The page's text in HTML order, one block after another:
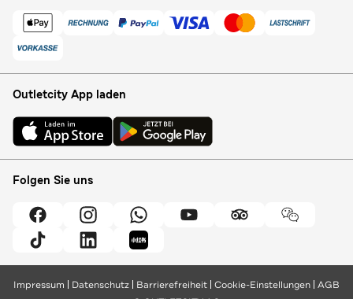
Outletcity App laden
Folgen Sie uns
Impressum Datenschutz Barrierefreiheit Cookie-Einstellungen AGB